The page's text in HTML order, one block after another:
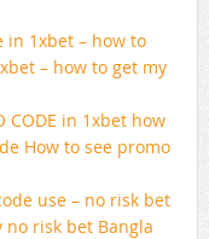
in 1xbet – how to
– how to get my
CODE in 1xbet how
How to see promo
use – no risk bet
no risk bet Bangla